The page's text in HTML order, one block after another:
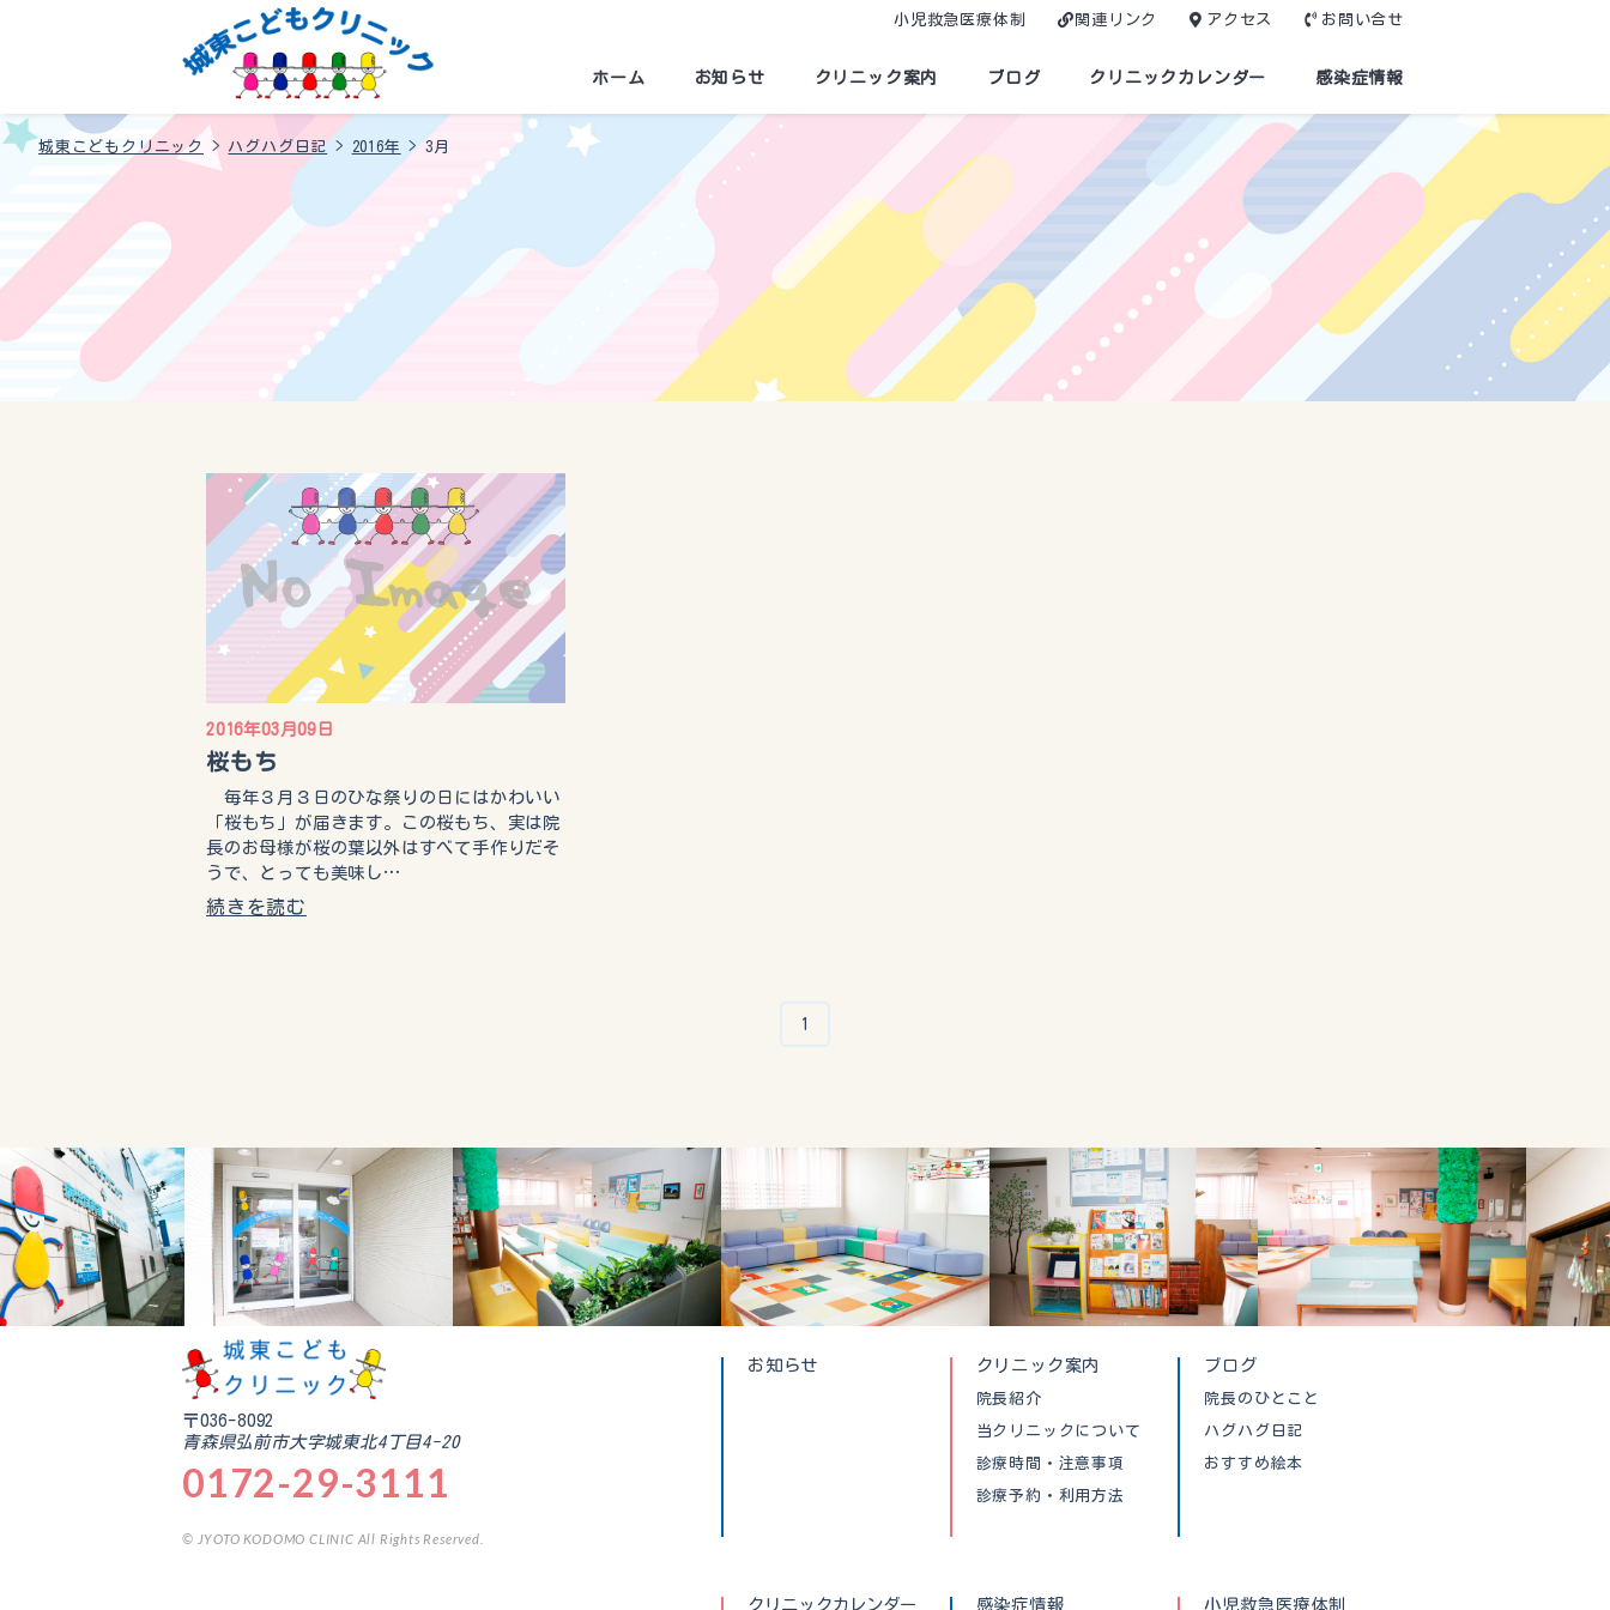
小児救急医療体制 関連リンク アクセス お問い合せ
ホーム お知らせ クリニック案内 ブログ クリニックカレンダー 感染症情報
城東こどもクリニック > ハグハグ日記> 2016年 >3月
2016年03月09日
桜もち
毎年３月３日のひな祭りの日にはかわいい
「桜もち」が届きます。この桜もち、実は院
長のお母様が桜の葉以外はすべて手作りだそ
うで、とっても美味し…
続きを読む
1
お知らせ クリニック案内
院長紹介
当クリニックについて
診療時間・注意事項
診療予約・利用方法
ブログ
院長のひとこと
ハグハグ日記
おすすめ絵本
クリニックカレンダー 感染症情報 小児救急医療体制
〒036-8092
青森県弘前市大字城東北4丁目4-20
0172-29-3111
© JYOTO KODOMO CLINIC All Rights Reserved.